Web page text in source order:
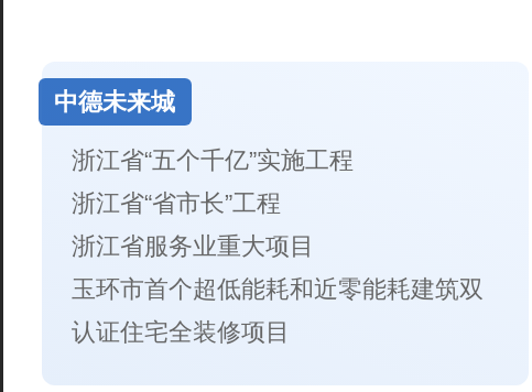
中德未来城
浙江省“五个千亿”实施工程
浙江省“省市长”工程
浙江省服务业重大项目
玉环市首个超低能耗和近零能耗建筑双
认证住宅全装修项目